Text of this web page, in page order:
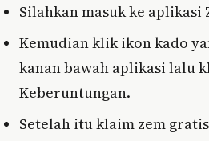
Silahkan masuk ke aplikasi
Kemudian klik ikon kado
kanan bawah aplikasi lalu
Keberuntungan.
Setelah itu klaim zem